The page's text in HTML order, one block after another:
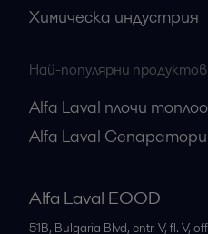
Химическа индустрия
Най-популярни
Alfa Laval плочи
Alfa Laval Сепаратори
Alfa Laval EOOD
51B, Bulgaria Blvd, entr. V, fl. V,